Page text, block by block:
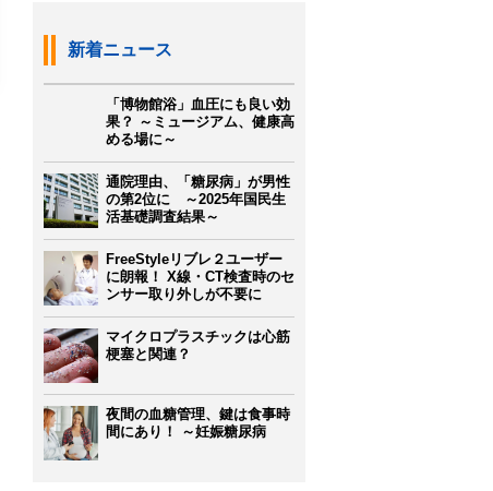
新着ニュース
「博物館浴」血圧にも良い効
果？ ～ミュージアム、健康高
める場に～
通院理由、「糖尿病」が男性
の第2位に ～2025年国民生
活基礎調査結果～
FreeStyleリブレ２ユーザー
に朗報！ X線・CT検査時のセ
ンサー取り外しが不要に
マイクロプラスチックは心筋
梗塞と関連？
夜間の血糖管理、鍵は食事時
間にあり！ ～妊娠糖尿病